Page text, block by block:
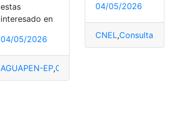
estas
interesado en
04/05/2026
AGUAPEN-EP,Consulta
04/05/2026
CNEL,Consulta